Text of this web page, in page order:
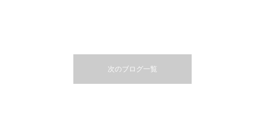
次のブログ一覧